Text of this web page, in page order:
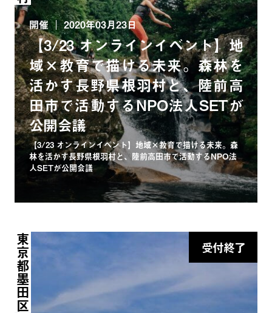
開催 2020年03月23日
【3/23 オンラインイベント】地
域×教育で描ける未来。森林を
活かす長野県根羽村と、陸前高
田市で活動するNPO法人SETが
公開会議
【3/23 オンラインイベント】地域×教育で描ける未来。森
林を活かす長野県根羽村と、陸前高田市で活動するNPO法
人SETが公開会議
受付終了
東京都墨田区